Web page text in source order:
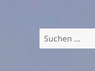
Suchen
nach: